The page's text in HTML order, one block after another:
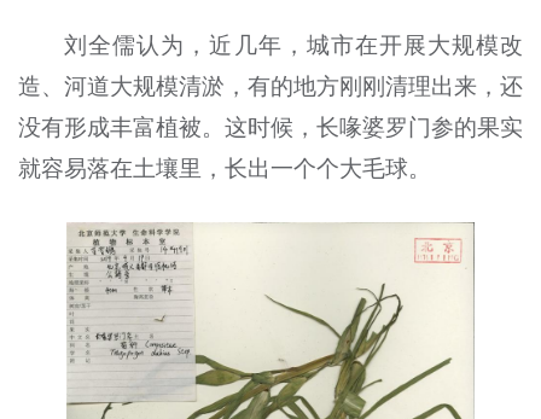
刘全儒认为，近几年，城市在开展大规模改
造、河道大规模清淤，有的地方刚刚清理出来，还
没有形成丰富植被。这时候，长喙婆罗门参的果实
就容易落在土壤里，长出一个个大毛球。